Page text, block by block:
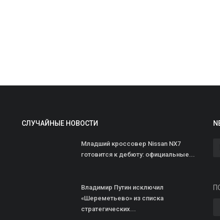
СЛУЧАЙНЫЕ НОВОСТИ
Младший кроссовер Nissan NX7
готовится к дебюту: официальные...
Владимир Путин исключил
«Шереметьево» из списка
стратегических...